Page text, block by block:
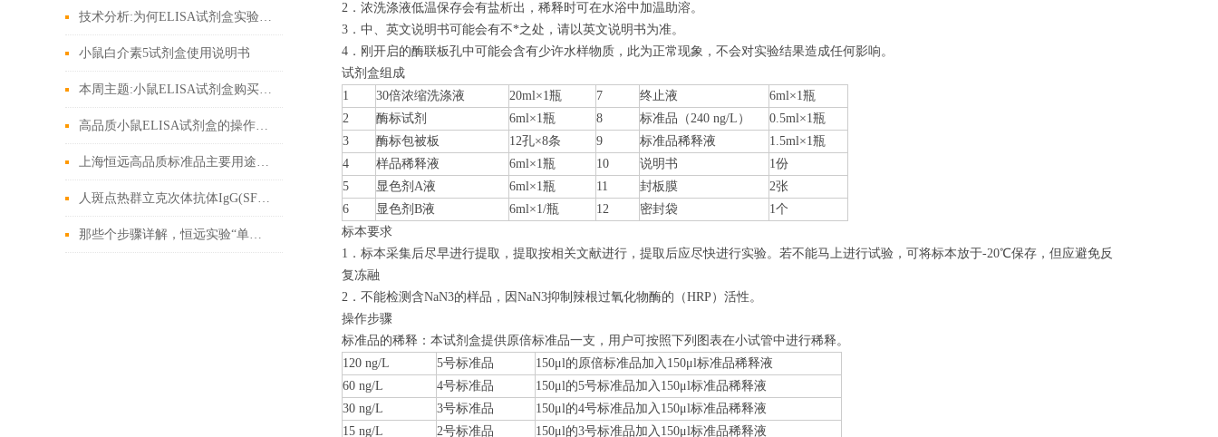
技术分析:为何ELISA试剂盒实验结果反应灵敏度低
小鼠白介素5试剂盒使用说明书
本周主题:小鼠ELISA试剂盒购买建议参考
高品质小鼠ELISA试剂盒的操作秘密
上海恒远高品质标准品主要用途大探测
人斑点热群立克次体抗体IgG(SFGR IgG)ELISA实验说明书
那些个步骤详解，恒远实验“单双”酶切
2．浓洗涤液低温保存会有盐析出，稀释时可在水浴中加温助溶。
3．中、英文说明书可能会有不*之处，请以英文说明书为准。
4．刚开启的酶联板孔中可能会含有少许水样物质，此为正常现象，不会对实验结果造成任何影响。
试剂盒组成
1
30倍浓缩洗涤液 20ml×1瓶 7 终止液
6ml×1瓶
2
酶标试剂 6ml×1瓶 8 标准品（240 ng/L ）
0.5ml×1瓶
3
酶标包被板 12孔×8条 9 标准品稀释液
1.5ml×1瓶
4
样品稀释液 6ml×1瓶 10 说明书
1份
5
显色剂A液 6ml×1瓶 11 封板膜
2张
6
显色剂B液 6ml×1/瓶 12 密封袋
1个
标本要求
1．标本采集后尽早进行提取，提取按相关文献进行，提取后应尽快进行实验。若不能马上进行试验，可将标本放于-20℃保存，但应避免反
复冻融
2．不能检测含NaN3的样品 ，因NaN3抑制辣根过氧化物酶的（HRP）活性。
操作步骤
标准品的稀释：本试剂盒提供原倍标准品一支，用户可按照下列图表在小试管中进行稀释。
120 ng/L 5号标准品 150μl的原倍标准品加入150μl标准品稀释液
60 ng/L 4号标准品 150μl的5号标准品加入150μl标准品稀释液
30 ng/L 3号标准品 150μl的4号标准品加入150μl标准品稀释液
15 ng/L 2号标准品 150μl的3号标准品加入150μl标准品稀释液